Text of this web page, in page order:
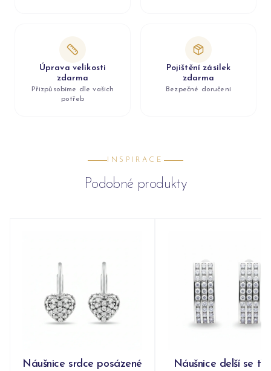
Úprava velikosti
zdarma
Přizpůsobíme dle vašich
potřeb
Pojištění zásilek
zdarma
Bezpečné doručení
INSPIRACE
Podobné produkty
Náušnice srdce posázené
Náušnice delší se